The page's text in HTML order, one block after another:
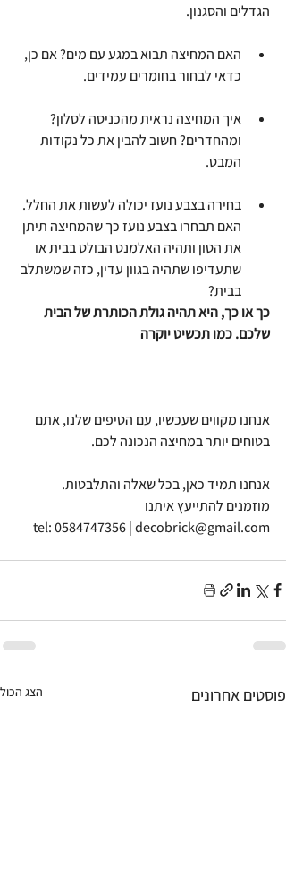
הגדלים והסגנון.
האם המחיצה תבוא במגע עם מים? אם כן,
כדאי לבחור בחומרים עמידים.
איך המחיצה נראית מהכניסה לסלון?
ומהחדרים? חשוב להבין את כל נקודות
המבט.
בחירה בצבע נועז יכולה לעשות את החלל.
האם תבחרו בצבע נועז כך שהמחיצה תיתן
את הטון ותהיה האלמנט הבולט בבית או
שתעדיפו שתהיה בגוון עדין, כזה שמשתלב
בבית?
כך או כך, היא תהיה גולת הכותרת של הבית
שלכם. כמו תכשיט יוקרה
אנחנו מקווים שעכשיו, עם הטיפים שלנו, אתם
בטוחים יותר במחיצה הנכונה לכם.
אנחנו תמיד כאן, בכל שאלה והתלבטות.
מוזמנים להתייעץ איתנו
tel: 0584747356 | decobrick@gmail.com
פוסטים אחרונים הצג הכול